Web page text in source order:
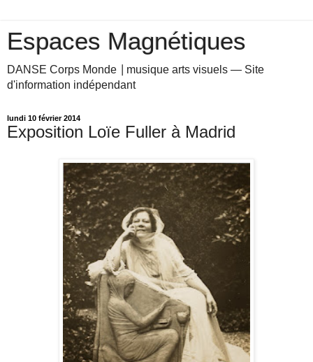
Espaces Magnétiques
DANSE Corps Monde ⎥ musique arts visuels — Site
d'information indépendant
lundi 10 février 2014
Exposition Loïe Fuller à Madrid